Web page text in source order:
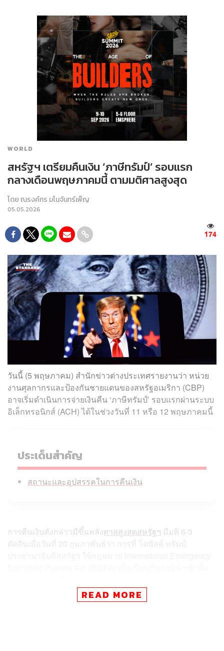
WORLD
สหรัฐฯ เตรียมคืนเงิน ‘ภาษีทรัมป์’ รอบแรก
กลางเดือนพฤษภาคมนี้ ตามมติศาลสูงสุด
โดยณรงค์กร มโนจันทร์เพ็ญ
05.05.2026
174
วันนี้ (5 พฤษภาคม) สำนักข่าวต่างประเทศรายงานว่า หน่วย
งานศุลกากรและป้องกันชายแดนของสหรัฐอเมริกา (CBP)
อาจเริ่มดำเนินการจ่ายเงินคืน ‘ภาษีทรัมป์’ รอบแรกผ่านระบบ
อิเล็กทรอนิกส์ (ACH) ได้ในช่วงวันที่ 11 หรือ 12 พฤษภาคมนี้
ประเด็นสำคัญ
สถานะและอุปสรรคในการคืนเงิน
การคืนเงินดังกล่าวมีขึ้นหลังศาลสูงสุดสหรัฐฯ มีมติ 6-3
ตัดสินเมื่อวันที่ 20 กุมภาพันธ์ว่า การที่ โดนัลด์ ทรัมป์
ให้ต้องมีการคืนเงินภาษีที่เก็บไปมูลค่ารวมสูงถึง 1.66 แสน
READ MORE